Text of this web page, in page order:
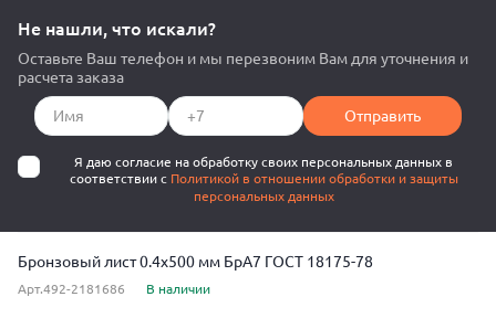
Не нашли, что искали?
Оставьте Ваш телефон и мы перезвоним Вам для уточнения и
расчета заказа
Отправить
Я даю согласие на обработку своих персональных данных в
соответствии с Политикой в отношении обработки и защиты
персональных данных
Бронзовый лист 0.4x500 мм БрА7 ГОСТ 18175-78
Арт.492-2181686 В наличии